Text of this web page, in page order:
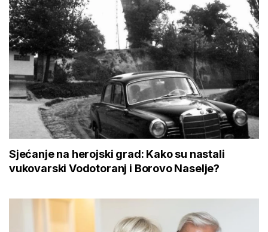
Sjećanje na herojski grad: Kako su nastali
vukovarski Vodotoranj i Borovo Naselje?